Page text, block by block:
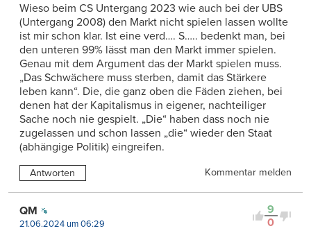
Wieso beim CS Untergang 2023 wie auch bei der UBS
(Untergang 2008) den Markt nicht spielen lassen wollte
ist mir schon klar. Ist eine verd…. S….. bedenkt man, bei
den unteren 99% lässt man den Markt immer spielen.
Genau mit dem Argument das der Markt spielen muss.
„Das Schwächere muss sterben, damit das Stärkere
leben kann“. Die, die ganz oben die Fäden ziehen, bei
denen hat der Kapitalismus in eigener, nachteiliger
Sache noch nie gespielt. „Die“ haben dass noch nie
zugelassen und schon lassen „die“ wieder den Staat
(abhängige Politik) eingreifen.
Antworten Kommentar melden
9
0
QM
21.06.2024 um 06:29